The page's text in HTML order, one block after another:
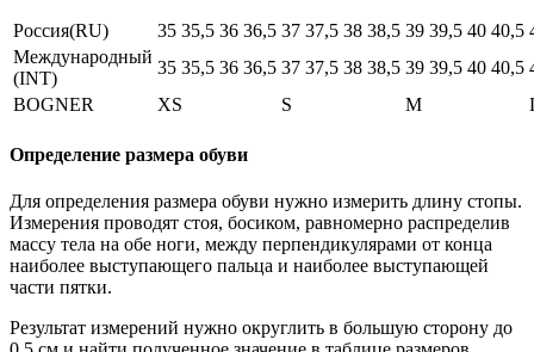
Россия(RU) 35 35,5 36 36,5 37 37,5 38 38,5 39 39,5 40 40,5
Международный
(INT)
35 35,5 36 36,5 37 37,5 38 38,5 39 39,5 40 40,5
BOGNER
XS S M
Определение размера обуви
Для определения размера обуви нужно измерить длину стопы.
Измерения проводят стоя, босиком, равномерно распределив
массу тела на обе ноги, между перпендикулярами от конца
наиболее выступающего пальца и наиболее выступающей
части пятки.
Результат измерений нужно округлить в большую сторону до